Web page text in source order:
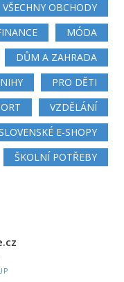
VŠECHNY OBCHODY
MÓDA
DŮM A ZAHRADA
PRO DĚTI
VZDĚLÁNÍ
E-SHOPY
ŠKOLNÍ POTŘEBY